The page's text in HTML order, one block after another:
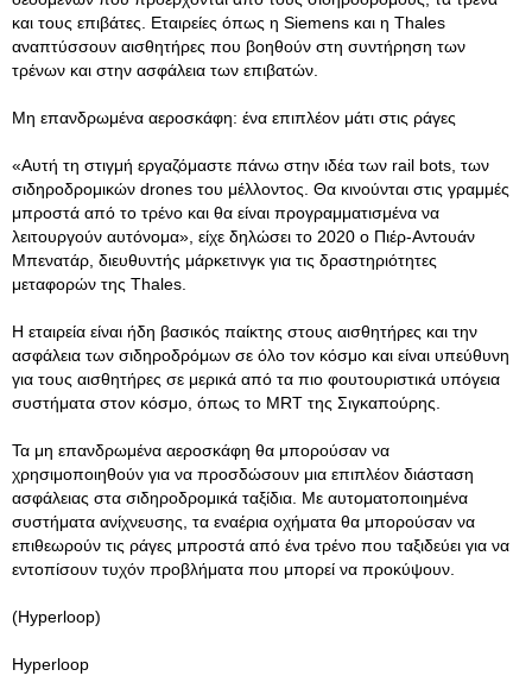
και τους επιβάτες. Εταιρείες όπως η Siemens και η Thales
αναπτύσσουν αισθητήρες που βοηθούν στη συντήρηση των
τρένων και στην ασφάλεια των επιβατών.
Μη επανδρωμένα αεροσκάφη: ένα επιπλέον μάτι στις ράγες
«Αυτή τη στιγμή εργαζόμαστε πάνω στην ιδέα των rail bots, των
σιδηροδρομικών drones του μέλλοντος. Θα κινούνται στις γραμμές
μπροστά από το τρένο και θα είναι προγραμματισμένα να
λειτουργούν αυτόνομα», είχε δηλώσει το 2020 ο Πιέρ-Αντουάν
Μπενατάρ, διευθυντής μάρκετινγκ για τις δραστηριότητες
μεταφορών της Thales.
Η εταιρεία είναι ήδη βασικός παίκτης στους αισθητήρες και την
ασφάλεια των σιδηροδρόμων σε όλο τον κόσμο και είναι υπεύθυνη
για τους αισθητήρες σε μερικά από τα πιο φουτουριστικά υπόγεια
συστήματα στον κόσμο, όπως το MRT της Σιγκαπούρης.
Τα μη επανδρωμένα αεροσκάφη θα μπορούσαν να
χρησιμοποιηθούν για να προσδώσουν μια επιπλέον διάσταση
ασφάλειας στα σιδηροδρομικά ταξίδια. Με αυτοματοποιημένα
συστήματα ανίχνευσης, τα εναέρια οχήματα θα μπορούσαν να
επιθεωρούν τις ράγες μπροστά από ένα τρένο που ταξιδεύει για να
εντοπίσουν τυχόν προβλήματα που μπορεί να προκύψουν.
(Hyperloop)
Hyperloop